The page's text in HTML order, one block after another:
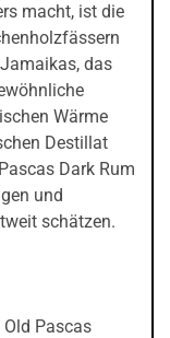
macht, ist die
das
Wärme
Destillat
Dark Rum
und
schätzen.
Pascas